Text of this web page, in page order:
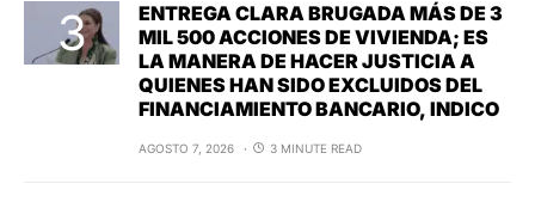
ENTREGA CLARA BRUGADA MÁS DE 3
MIL 500 ACCIONES DE VIVIENDA; ES
LA MANERA DE HACER JUSTICIA A
QUIENES HAN SIDO EXCLUIDOS DEL
FINANCIAMIENTO BANCARIO, INDICO
AGOSTO 7, 2026 3 MINUTE READ